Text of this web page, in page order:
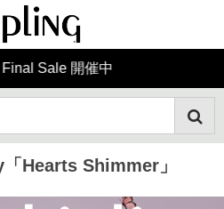
Sale 開催中
Hearts Shimmer」